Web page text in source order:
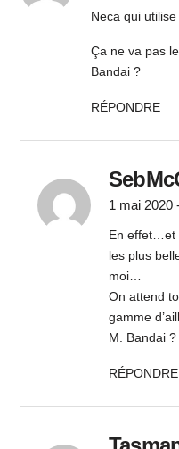
Neca qui
Ça ne va pas
Bandai ?
RÉPONDRE
1 mai 2020
En effet…et
les plus
moi…
On attend
gamme
M. Bandai ?
RÉPONDRE